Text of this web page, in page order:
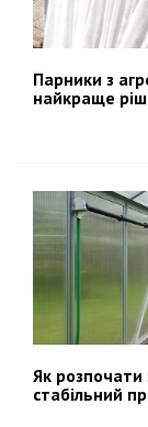
Парники з
найкраще
Як розпочати
стабільний